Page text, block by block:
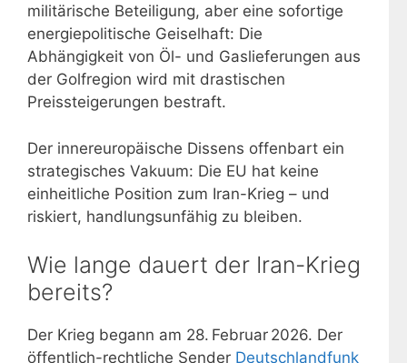
militärische Beteiligung, aber eine sofortige
energiepolitische Geiselhaft: Die
Abhängigkeit von Öl- und Gaslieferungen aus
der Golfregion wird mit drastischen
Preissteigerungen bestraft.
Der innereuropäische Dissens offenbart ein
strategisches Vakuum: Die EU hat keine
einheitliche Position zum Iran-Krieg – und
riskiert, handlungsunfähig zu bleiben.
Wie lange dauert der Iran-Krieg
bereits?
Der Krieg begann am 28. Februar 2026. Der
öffentlich-rechtliche Sender Deutschlandfunk